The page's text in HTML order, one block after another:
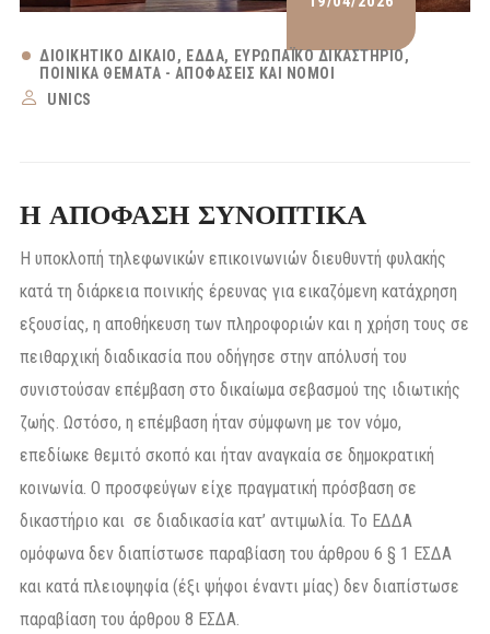
ΔΙΟΙΚΗΤΙΚΌ ΔΊΚΑΙΟ ΕΔΔΑ
ΕΥΡΩΠΑΪΚΌ ΔΙΚΑΣΤΉΡΙΟ
ΠΟΙΝΙΚΆ ΘΈΜΑΤΑ - ΑΠΟΦΆΣΕΙΣ ΚΑΙ ΝΌΜΟΙ
UNICS
Η ΑΠΟΦΑΣΗ ΣΥΝΟΠΤΙΚΑ
Η υποκλοπή τηλεφωνικών επικοινωνιών διευθυντή φυλακής
κατά τη διάρκεια ποινικής έρευνας για εικαζόμενη κατάχρηση
εξουσίας, η αποθήκευση των πληροφοριών και η χρήση τους σε
πειθαρχική διαδικασία που οδήγησε στην απόλυσή του
συνιστούσαν επέμβαση στο δικαίωμα σεβασμού της ιδιωτικής
ζωής. Ωστόσο, η επέμβαση ήταν σύμφωνη με τον νόμο,
επεδίωκε θεμιτό σκοπό και ήταν αναγκαία σε δημοκρατική
κοινωνία. Ο προσφεύγων είχε πραγματική πρόσβαση σε
δικαστήριο και σε διαδικασία κατ’ αντιμωλία. Το ΕΔΔΑ
ομόφωνα δεν διαπίστωσε παραβίαση του άρθρου 6 § 1 ΕΣΔΑ
και κατά πλειοψηφία (έξι ψήφοι έναντι μίας) δεν διαπίστωσε
παραβίαση του άρθρου 8 ΕΣΔΑ.